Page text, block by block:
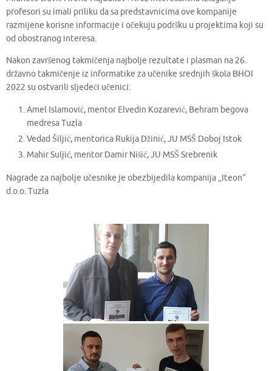
profesori su imali priliku da sa predstavnicima ove kompanije
razmijene korisne informacije i očekuju podršku u projektima koji su
od obostranog interesa.
Nakon završenog takmičenja najbolje rezultate i plasman na 26.
državno takmičenje iz informatike za učenike srednjih škola BHOI
2022 su ostvarili sljedeći učenici:
Amel Islamović, mentor Elvedin Kozarević, Behram begova
medresa Tuzla
Vedad Šiljić, mentorica Rukija Džinić, JU MSŠ Doboj Istok
Mahir Suljić, mentor Damir Nišić, JU MSŠ Srebrenik
Nagrade za najbolje učesnike je obezbijedila kompanija „Iteon“
d.o.o. Tuzla